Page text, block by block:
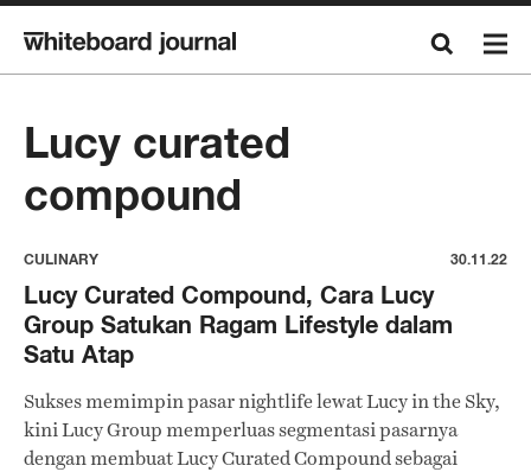
Lucy curated
compound
CULINARY 30.11.22
Lucy Curated Compound, Cara Lucy
Group Satukan Ragam Lifestyle dalam
Satu Atap
Sukses memimpin pasar nightlife lewat Lucy in the Sky,
kini Lucy Group memperluas segmentasi pasarnya
dengan membuat Lucy Curated Compound sebagai